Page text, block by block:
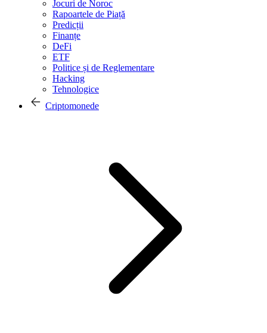
Jocuri de Noroc
Rapoartele de Piață
Predicții
Finanțe
DeFi
ETF
Politice și de Reglementare
Hacking
Tehnologice
Criptomonede